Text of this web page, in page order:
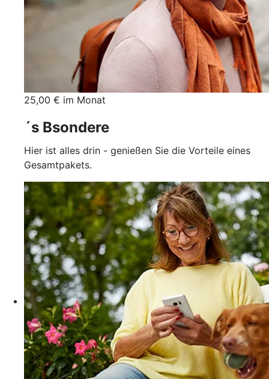
25,00 € im Monat
´s Bsondere
Hier ist alles drin - genießen Sie die Vorteile eines
Gesamtpakets.